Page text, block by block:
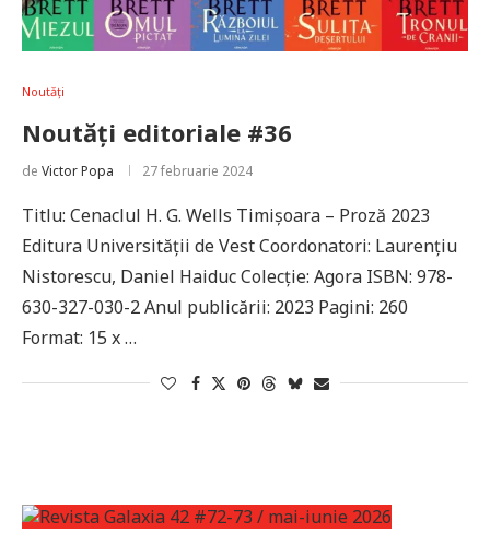
Noutăți
Noutăți editoriale #36
de Victor Popa 27 februarie 2024
Titlu: Cenaclul H. G. Wells Timişoara – Proză 2023
Editura Universității de Vest Coordonatori: Laurenţiu
Nistorescu, Daniel Haiduc Colecție: Agora ISBN: 978-
630-327-030-2 Anul publicării: 2023 Pagini: 260
Format: 15 x …